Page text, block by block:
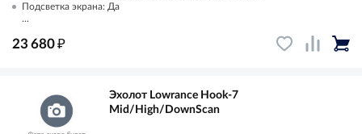
Подсветка экрана: Да
...
23 680₽
Эхолот Lowrance Hook-7
Mid/High/DownScan